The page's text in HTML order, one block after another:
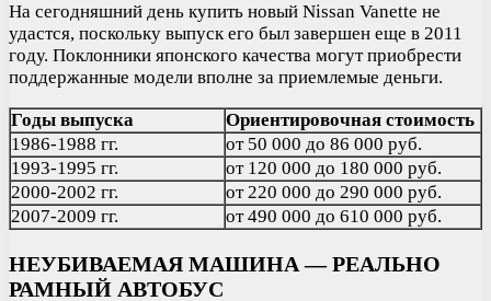
На сегодняшний день купить новый Nissan Vanette не
удастся, поскольку выпуск его был завершен еще в 2011
году. Поклонники японского качества могут приобрести
поддержанные модели вполне за приемлемые деньги.
Годы выпуска
Ориентировочная стоимость
1986-1988 гг.
от 50 000 до 86 000 руб.
1993-1995 гг.
от 120 000 до 180 000 руб.
2000-2002 гг.
от 220 000 до 290 000 руб.
2007-2009 гг.
от 490 000 до 610 000 руб.
НЕУБИВАЕМАЯ МАШИНА — РЕАЛЬНО
РАМНЫЙ АВТОБУС